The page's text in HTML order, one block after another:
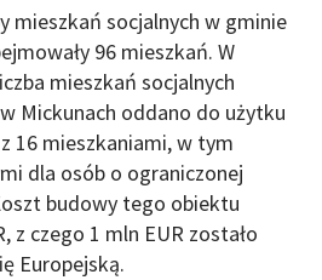
mieszkań socjalnych w gminie
96 mieszkań. W
mieszkań socjalnych
Mickunach oddano do użytku
16 mieszkaniami, w tym
dla osób o ograniczonej
budowy tego obiektu
z czego 1 mln EUR zostało
Europejską.